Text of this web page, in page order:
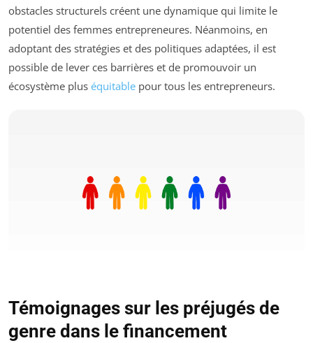
obstacles structurels créent une dynamique qui limite le
potentiel des femmes entrepreneures. Néanmoins, en
adoptant des stratégies et des politiques adaptées, il est
possible de lever ces barrières et de promouvoir un
écosystème plus équitable pour tous les entrepreneurs.
Témoignages sur les préjugés de
genre dans le financement